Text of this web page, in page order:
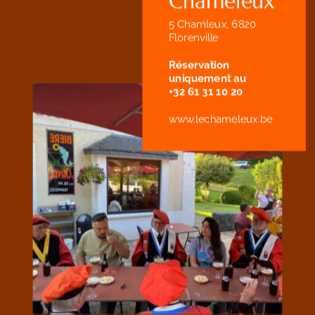
5 Chamleux, 6820
Florenville
Réservation
uniquement au
+32 61 31 10 20
www.lechameleux.be